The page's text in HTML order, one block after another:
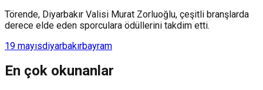
Törende, Diyarbakır Valisi Murat Zorluoğlu, çeşitli branşlarda
derece elde eden sporculara ödüllerini takdim etti.
19 mayısdiyarbakırbayram
En çok okunanlar